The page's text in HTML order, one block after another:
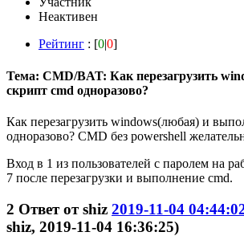
Неактивен
Рейтинг : [0|0]
Тема: CMD/BAT: Как перезагрузить
скрипт cmd одноразово?
Как перезагрузить windows(любая) и
одноразово? CMD без powershell
Вход в 1 из пользователей с паролем на
7 после перезагрузки и выполнение cmd.
2 Ответ отshiz 2019-11-04
shiz, 2019-11-04 16:36:25)